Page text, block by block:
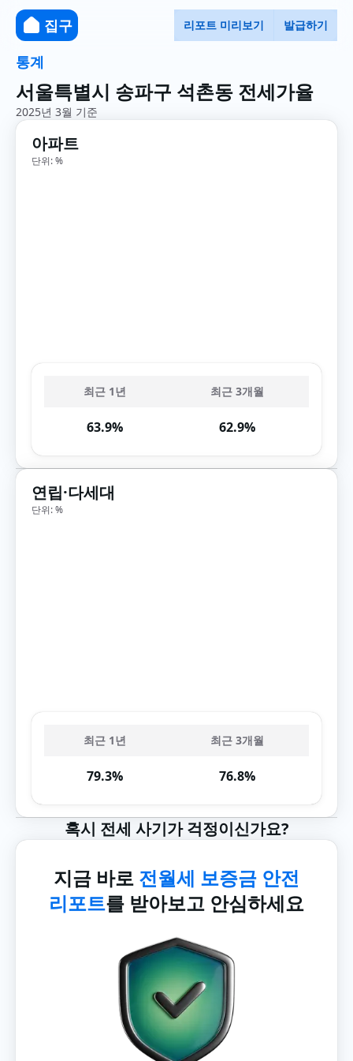
집구 리포트 미리보기 발급하기
통계
서울특별시 송파구 석촌동 전세가율
2025년 3월 기준
아파트
단위: %
최근 1년 최근 3개월
63.9% 62.9%
연립·다세대
단위: %
최근 1년 최근 3개월
79.3% 76.8%
혹시 전세 사기가 걱정이신가요?
지금 바로 전월세 보증금 안전
리포트를 받아보고 안심하세요